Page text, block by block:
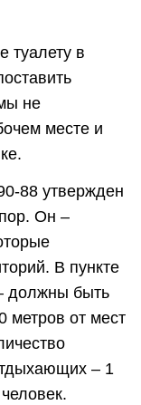
туалету в
не
месте и
88 утвержден
Он –
В пункте
должны быть
метров от мест
– 1